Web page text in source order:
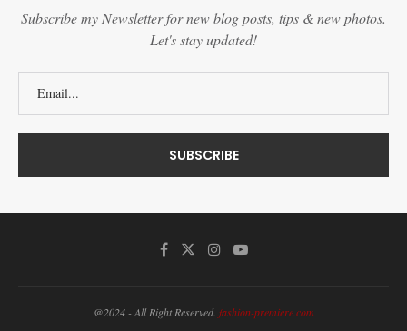
Subscribe my Newsletter for new blog posts, tips & new photos.
Let's stay updated!
@2024 - All Right Reserved. fashion-premiere.com